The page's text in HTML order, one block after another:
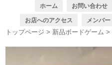
ホーム お問い合わせ
お店へのアクセス メンバー
トップページ > 新品ボードゲーム >